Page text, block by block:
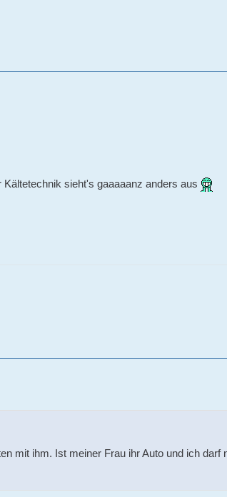
sieht's gaaaaanz anders aus
mit ihm. Ist meiner Frau ihr Auto und ich